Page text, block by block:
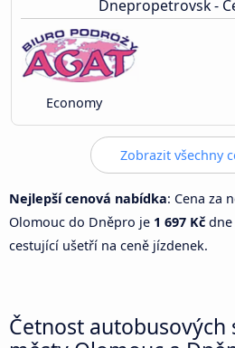
Dnepropetrovsk -
Economy
Zobrazit všechny
Nejlepší cenová nabídka: Cena za
Olomouc do Dněpro je 1 697 Kč dne
cestující ušetří na ceně jízdenek.
Četnost autobusových